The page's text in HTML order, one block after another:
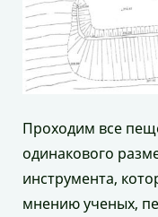
Проходим все
одинакового
инструмента,
мнению ученых,